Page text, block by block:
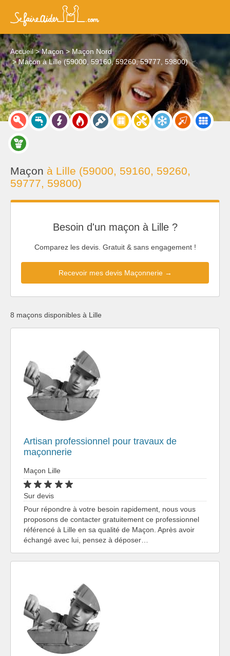
Accueil Maçon
Maçon Nord
Maçon à Lille (59000, 59160, 59260, 59777, 59800)
Maçon à Lille (59000, 59160, 59260,
59777, 59800)
Besoin d'un maçon à Lille ?
Comparez les devis. Gratuit & sans engagement !
Recevoir mes devis Maçonnerie →
8 maçons disponibles à Lille
Artisan professionnel pour travaux de
maçonnerie
Maçon Lille
Sur devis
Pour répondre à votre besoin rapidement, nous vous
proposons de contacter gratuitement ce professionnel
référencé à Lille en sa qualité de Maçon. Après avoir
échangé avec lui, pensez à déposer…